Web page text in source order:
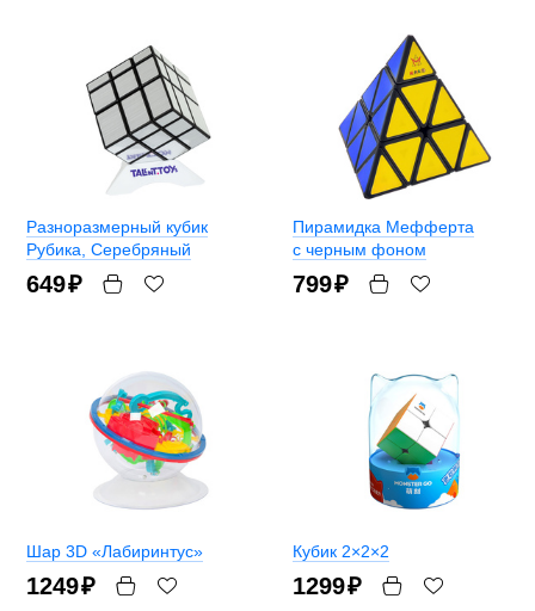
Разноразмерный кубик
Рубика , Серебряный
649₽
Пирамидка Мефферта
с черным фоном
799₽
Шар 3D «Лабиринтус»
1249₽
Кубик 2×2×2
1299₽